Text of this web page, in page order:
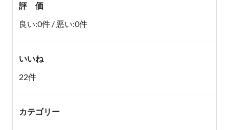
評 価
良い:0件 / 悪い:0件
いいね
22件
カテゴリー